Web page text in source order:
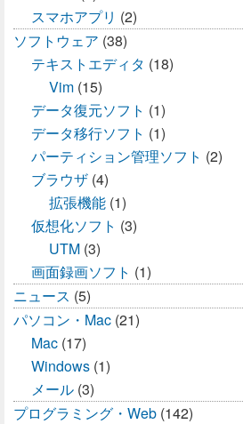
スマホアプリ (2)
ソフトウェア (38)
テキストエディタ (18)
Vim (15)
データ復元ソフト (1)
データ移行ソフト (1)
パーティション管理ソフト (2)
ブラウザ (4)
拡張機能 (1)
仮想化ソフト (3)
UTM (3)
画面録画ソフト (1)
ニュース (5)
パソコン・Mac (21)
Mac (17)
Windows (1)
メール (3)
プログラミング・Web (142)